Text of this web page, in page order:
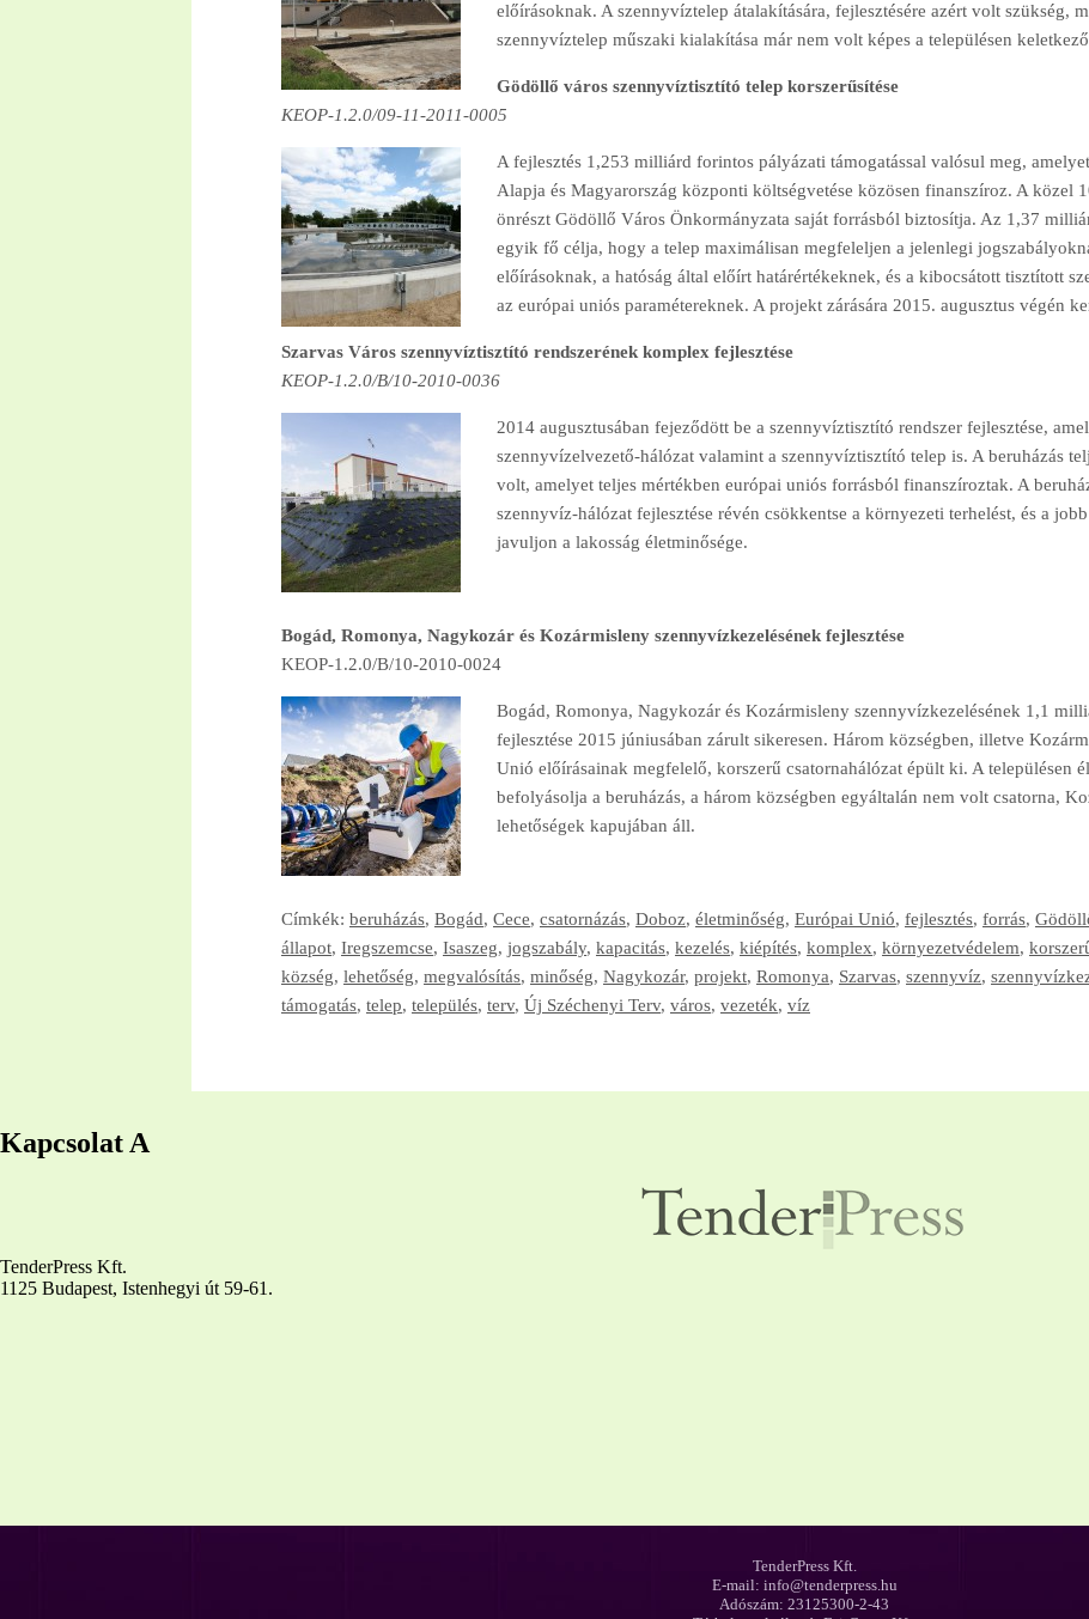
előírásoknak. A szennyvíztelep átalakítására, fejlesztésére azért volt szükség,
szennyvíztelep műszaki kialakítása már nem volt képes a településen
Gödöllő város szennyvíztisztító telep korszerűsítése
KEOP-1.2.0/09-11-2011-0005
A fejlesztés 1,253 milliárd forintos pályázati támogatással valósul meg,
Alapja és Magyarország központi költségvetése közösen finanszíroz. A közel
önrészt Gödöllő Város Önkormányzata saját forrásból biztosítja. Az 1,37
egyik fő célja, hogy a telep maximálisan megfeleljen a jelenlegi
előírásoknak, a hatóság által előírt határértékeknek, és a kibocsátott tisztított
az európai uniós paramétereknek. A projekt zárására 2015. augusztus végén
Szarvas Város szennyvíztisztító rendszerének komplex fejlesztése
KEOP-1.2.0/B/10-2010-0036
2014 augusztusában fejeződött be a szennyvíztisztító rendszer fejlesztése,
szennyvízelvezető-hálózat valamint a szennyvíztisztító telep is. A beruházás
volt, amelyet teljes mértékben európai uniós forrásból finanszíroztak. A
szennyvíz-hálózat fejlesztése révén csökkentse a környezeti terhelést, és a
javuljon a lakosság életminősége.
Bogád, Romonya, Nagykozár és Kozármisleny szennyvízkezelésének fejlesztése
KEOP-1.2.0/B/10-2010-0024
Bogád, Romonya, Nagykozár és Kozármisleny szennyvízkezelésének 1,1
fejlesztése 2015 júniusában zárult sikeresen. Három községben, illetve
Unió előírásainak megfelelő, korszerű csatornahálózat épült ki. A településen
befolyásolja a beruházás, a három községben egyáltalán nem volt csatorna,
lehetőségek kapujában áll.
Címkék: beruházás, Bogád, Cece, csatornázás, Doboz, életminőség, Európai Unió, fejlesztés, forrás,
állapot, Iregszemcse, Isaszeg, jogszabály, kapacitás, kezelés, kiépítés, komplex, környezetvédelem,
község, lehetőség, megvalósítás, minőség, Nagykozár, projekt, Romonya, Szarvas, szennyvíz,
támogatás, telep, település, terv, Új Széchenyi Terv, város, vezeték, víz
Kapcsolat A
TenderPress Kft.
1125 Budapest, Istenhegyi út 59-61.
TenderPress Kft.
E-mail: info@tenderpress.hu
Adószám: 23125300-2-43